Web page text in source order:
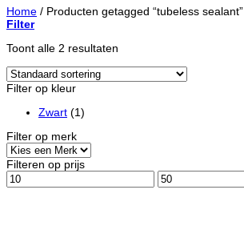
Home / Producten getagged “tubeless sealant”
Filter
Toont alle 2 resultaten
Filter op kleur
Zwart (1)
Filter op merk
Filteren op prijs
Min.
prijs
Max.
prijs